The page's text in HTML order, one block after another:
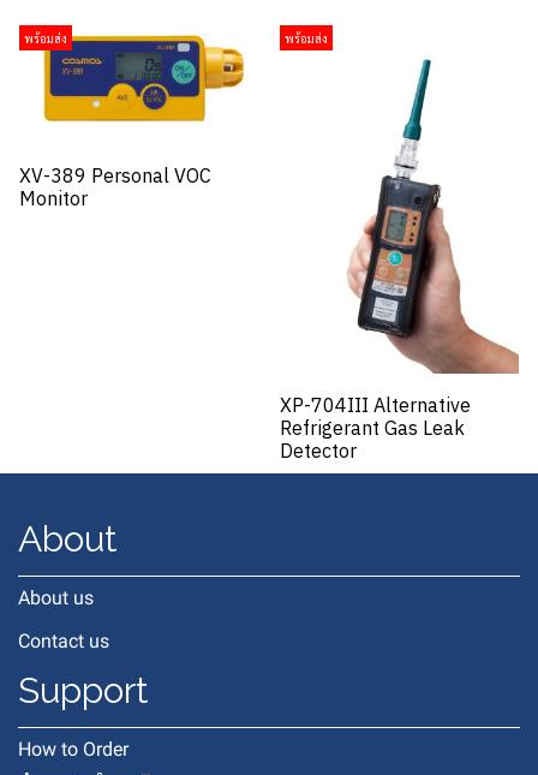
พร้อมส่ง
XV-389 Personal VOC
Monitor
พร้อมส่ง
XP-704III Alternative
Refrigerant Gas Leak
Detector
About
About us
Contact us
Support
How to Order